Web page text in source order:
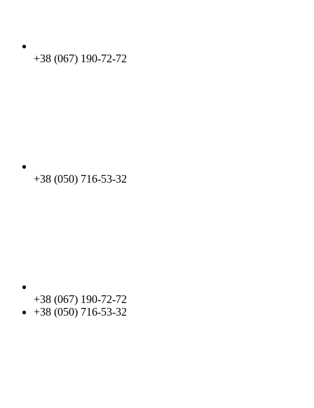
+38 (067) 190-72-72
+38 (050) 716-53-32
+38 (067) 190-72-72
+38 (050) 716-53-32